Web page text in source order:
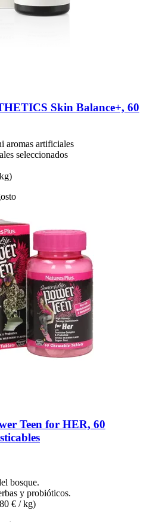
Skin Balance+, 60
aromas artificiales
seleccionados
Teen for HER, 60
bosque.
y probióticos.
€ / kg)